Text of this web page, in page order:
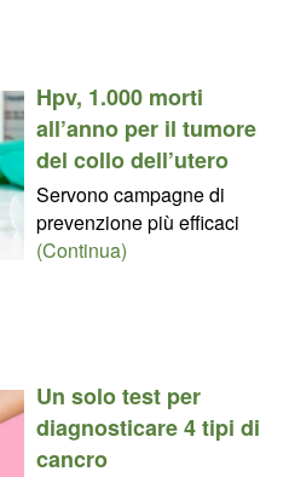
Hpv, 1.000 morti
all’anno per il tumore
del collo dell’utero
Servono campagne di
prevenzione più efficaci
(Continua)
Un solo test per
diagnosticare 4 tipi di
cancro